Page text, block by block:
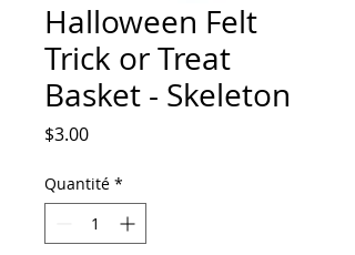
Halloween Felt
Trick or Treat
Basket - Skeleton
$3.00Prix
Quantité *